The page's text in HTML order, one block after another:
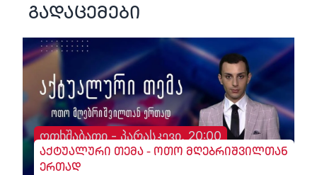
გადაცემები
ოთხშაბათი - პარასკევი, 20:00
აქტუალური თემა - ოთო მღებრიშვილთან
ერთად